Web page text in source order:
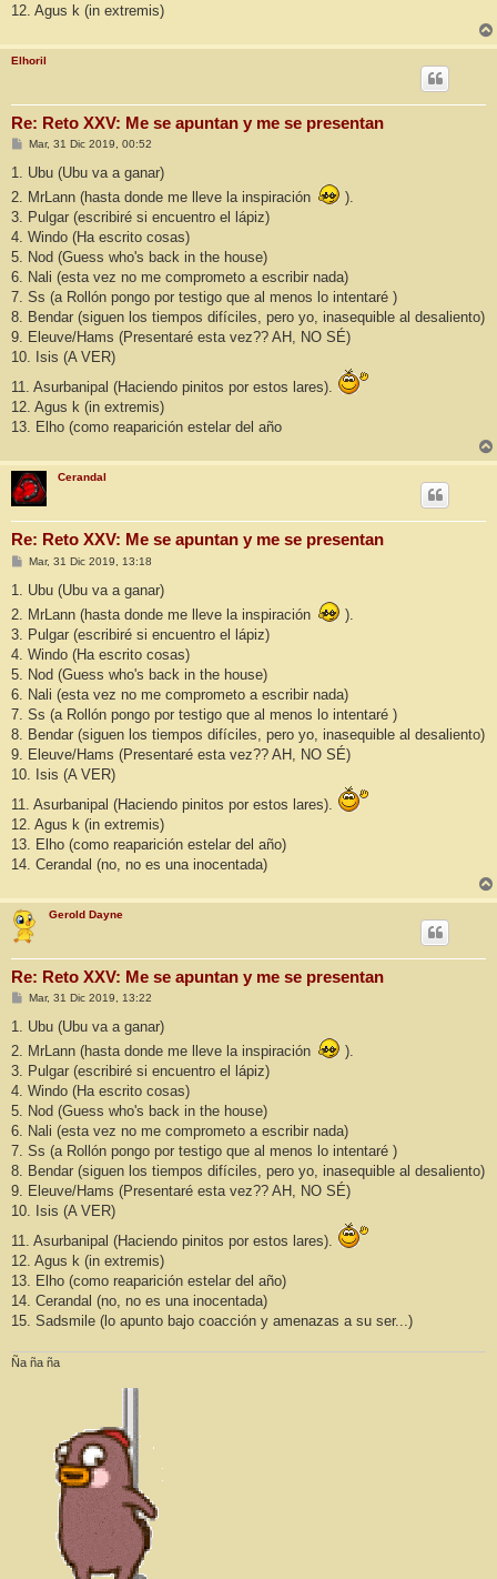
12. Agus k (in extremis)
Elhoril
Re: Reto XXV: Me se apuntan y me se presentan
M
n
a
e
Mar, 31 Dic 2019, 00:52
1. Ubu (Ubu va a ganar)
2. MrLann (hasta donde me lleve la inspiración
).
3. Pulgar (escribiré si encuentro el lápiz)
4. Windo (Ha escrito cosas)
5. Nod (Guess who's back in the house)
6. Nali (esta vez no me comprometo a escribir nada)
7. Ss (a Rollón pongo por testigo que al menos lo intentaré )
8. Bendar (siguen los tiempos difíciles, pero yo, inasequible al desaliento)
9. Eleuve/Hams (Presentaré esta vez?? AH, NO SÉ)
10. Isis (A VER)
11. Asurbanipal (Haciendo pinitos por estos lares).
12. Agus k (in extremis)
13. Elho (como reaparición estelar del año
Cerandal
Re: Reto XXV: Me se apuntan y me se presentan
M
n
a
e
Mar, 31 Dic 2019, 13:18
1. Ubu (Ubu va a ganar)
2. MrLann (hasta donde me lleve la inspiración
).
3. Pulgar (escribiré si encuentro el lápiz)
4. Windo (Ha escrito cosas)
5. Nod (Guess who's back in the house)
6. Nali (esta vez no me comprometo a escribir nada)
7. Ss (a Rollón pongo por testigo que al menos lo intentaré )
8. Bendar (siguen los tiempos difíciles, pero yo, inasequible al desaliento)
9. Eleuve/Hams (Presentaré esta vez?? AH, NO SÉ)
10. Isis (A VER)
11. Asurbanipal (Haciendo pinitos por estos lares).
12. Agus k (in extremis)
13. Elho (como reaparición estelar del año)
14. Cerandal (no, no es una inocentada)
Gerold Dayne
Re: Reto XXV: Me se apuntan y me se presentan
M
n
a
e
Mar, 31 Dic 2019, 13:22
1. Ubu (Ubu va a ganar)
2. MrLann (hasta donde me lleve la inspiración
).
3. Pulgar (escribiré si encuentro el lápiz)
4. Windo (Ha escrito cosas)
5. Nod (Guess who's back in the house)
6. Nali (esta vez no me comprometo a escribir nada)
7. Ss (a Rollón pongo por testigo que al menos lo intentaré )
8. Bendar (siguen los tiempos difíciles, pero yo, inasequible al desaliento)
9. Eleuve/Hams (Presentaré esta vez?? AH, NO SÉ)
10. Isis (A VER)
11. Asurbanipal (Haciendo pinitos por estos lares).
12. Agus k (in extremis)
13. Elho (como reaparición estelar del año)
14. Cerandal (no, no es una inocentada)
15. Sadsmile (lo apunto bajo coacción y amenazas a su ser...)
Ña ña ña